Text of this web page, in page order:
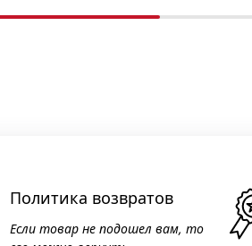
Политика возвратов
Если товар не подошел вам, то